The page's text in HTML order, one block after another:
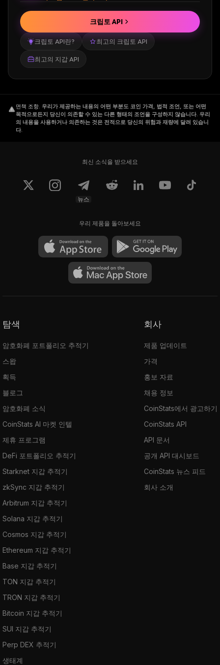
크립토 API란? 최고의 크립토 API
최고의 지갑 API
크립토 API
면책 조항. 우리가 제공하는 내용의 어떤 부분도 코인 가격, 법적 조언, 또는 어떤
목적으로든지 당신이 의존할 수 있는 다른 형태의 조언을 구성하지 않습니다. 우리
의 내용을 사용하거나 의존하는 것은 전적으로 당신의 위험과 재량에 달려 있습니
다.
최신 소식을 받으세요
뉴스
우리 제품을 돌아보세요
탐색
암호화폐 포트폴리오 추적기
스왑
획득
블로그
암호화폐 소식
CoinStats AI 마켓 인텔
제휴 프로그램
DeFi 포트폴리오 추적기
Starknet 지갑 추적기
zkSync 지갑 추적기
Arbitrum 지갑 추적기
Solana 지갑 추적기
Cosmos 지갑 추적기
Ethereum 지갑 추적기
Base 지갑 추적기
TON 지갑 추적기
TRON 지갑 추적기
Bitcoin 지갑 추적기
SUI 지갑 추적기
Perp DEX 추적기
생태계
회사
제품 업데이트
가격
홍보 자료
채용 정보
CoinStats에서 광고하기
CoinStats API
API 문서
공개 API 대시보드
CoinStats 뉴스 피드
회사 소개